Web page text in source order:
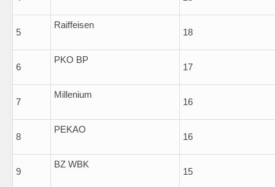
5
Raiffeisen
18
6
PKO BP
17
7
Millenium
16
8
PEKAO
16
9
BZ WBK
15